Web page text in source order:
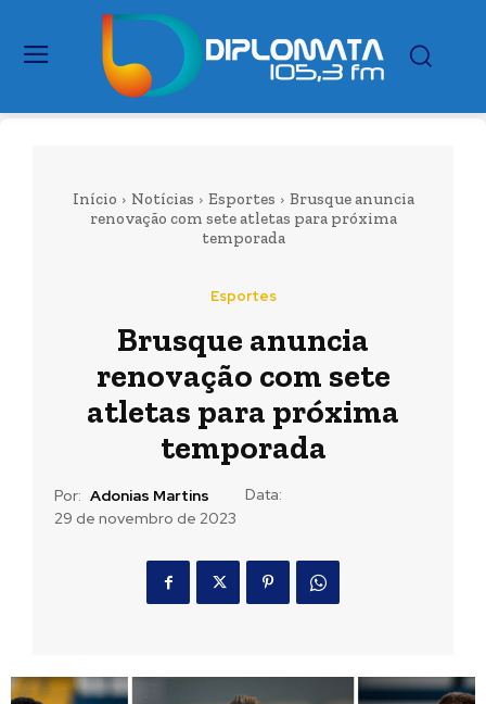
Início Notícias Esportes
Brusque anuncia
renovação com sete atletas para próxima
temporada
Esportes
Brusque anuncia
renovação com sete
atletas para próxima
temporada
Por: Adonias Martins
Data:
29 de novembro de 2023